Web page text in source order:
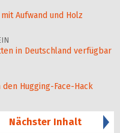
Aufwand und Holz
in Deutschland verfügbar
Hugging-Face-Hack
Nächster Inhalt